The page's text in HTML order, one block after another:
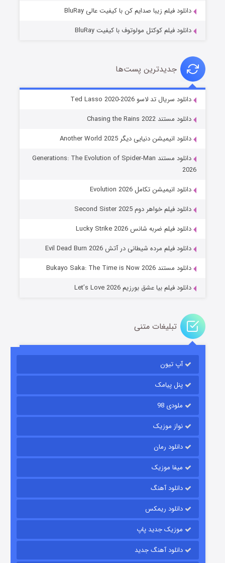
خاندان اژدها فصل ۳
جادوگری در مغولستان
باب اسفنجی فصل ۱۷
قسمت۶ (زیرنویس) منتشر شد
قسمت۱۵ (دوبله) منتشر شد
دانلود فیلم زیبا صدایم کن با کیفیت عالی BluRay
دانلود فیلم کوکتل مولوتوف با کیفیت BluRay
جدیدترین پست‌ها
دانلود سریال تد لاسو Ted Lasso 2020-2026
دانلود مستند Chasing the Rains 2022
دانلود انیمیشن دنیایی دیگر Another World 2025
دانلود مستند Generations: The Evolution of Spider-Man
2026
دانلود انیمیشن تکامل Evolution 2026
دانلود فیلم خواهر دوم Second Sister 2025
دانلود فیلم ضربه شانس Lucky Strike 2026
دانلود فیلم مرده شیطانی در آتش Evil Dead Burn 2026
دانلود مستند Bukayo Saka: The Time is Now 2026
دانلود فیلم بیا عشق بورزیم Let’s Love 2026
تبلیغات متنی
آپ تیون
پنل پیامک
ملودی 98
نواز موزیک
دانلود رمان
میفا موزیک
دانلود آهنگ
دانلود ریمکس
موزیک جدید پاپ
دانلود آهنگ جدید